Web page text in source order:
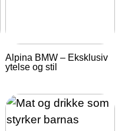
Alpina BMW – Eksklusiv
ytelse og stil